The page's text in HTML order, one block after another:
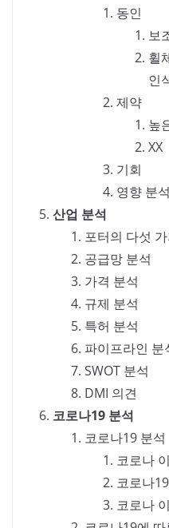
동인
보
휠
인
제약
높
XX
기회
영향 분석
산업 분석
포터의 다섯
공급망 분석
가격 분석
규제 분석
특허 분석
파이프라인 분
SWOT 분석
DMI 의견
코로나19 분석
코로나19 분석
코로나
코로나
코로나